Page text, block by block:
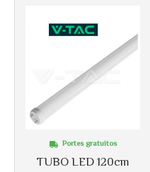
TUBO LED 120cm
Portes gratuitos